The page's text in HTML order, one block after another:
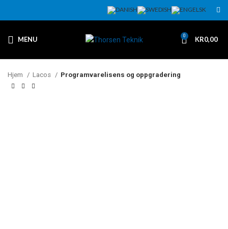
MENU 0 KR0,00
Hjem Lacos Programvarelisens og oppgradering